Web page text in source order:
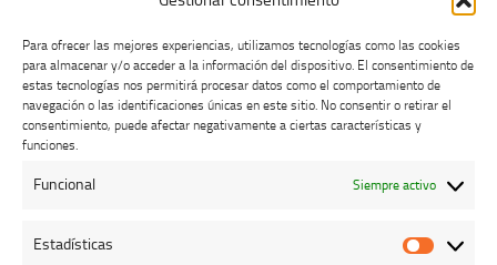
Para ofrecer las mejores experiencias, utilizamos tecnologías como las cookies
para almacenar y/o acceder a la información del dispositivo. El consentimiento de
estas tecnologías nos permitirá procesar datos como el comportamiento de
navegación o las identificaciones únicas en este sitio. No consentir o retirar el
consentimiento, puede afectar negativamente a ciertas características y
funciones.
Funcional Siempre activo
Estadísticas
Buzón de dudas, quejas y sugerencias